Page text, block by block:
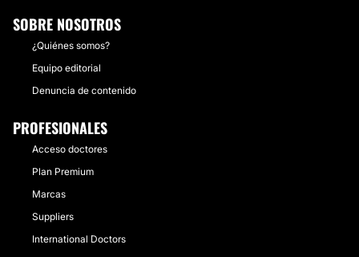
SOBRE NOSOTROS
¿Quiénes somos?
Equipo editorial
Denuncia de contenido
PROFESIONALES
Acceso doctores
Plan Premium
Marcas
Suppliers
International Doctors